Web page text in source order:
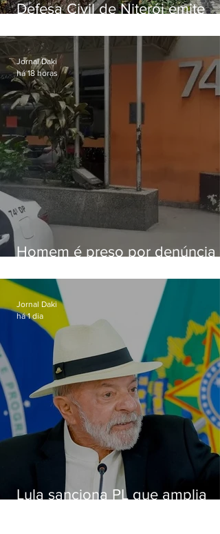
Defesa Civil de Niterói emite
sexta-feira (07)
Homem é preso por denúncia
Alcântara
Jornal Daki
há 18 horas
Lula sanciona PL que amplia
Jornal Daki
há 1 dia